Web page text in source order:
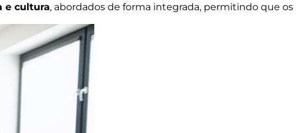
e cultura, abordados de forma integrada, permitindo que os